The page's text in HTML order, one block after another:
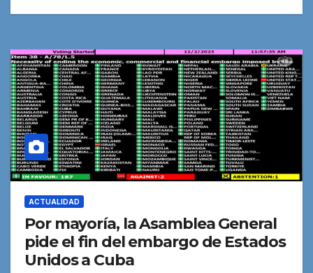
ACTUALIDAD
Por mayoría, la Asamblea General
pide el fin del embargo de Estados
Unidos a Cuba